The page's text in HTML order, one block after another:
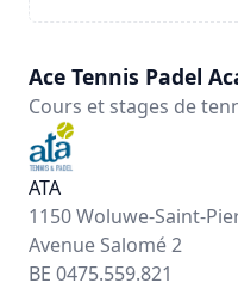
Ace Tennis Padel
Cours et stages de
ATA
1150 Woluwe-Saint-
Avenue Salomé 2
BE 0475.559.821